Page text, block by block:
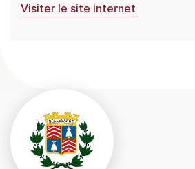
Visiter le site internet